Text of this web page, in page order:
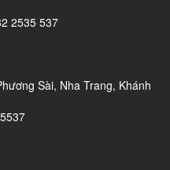
2535 537
Sài, Nha Trang, Khánh